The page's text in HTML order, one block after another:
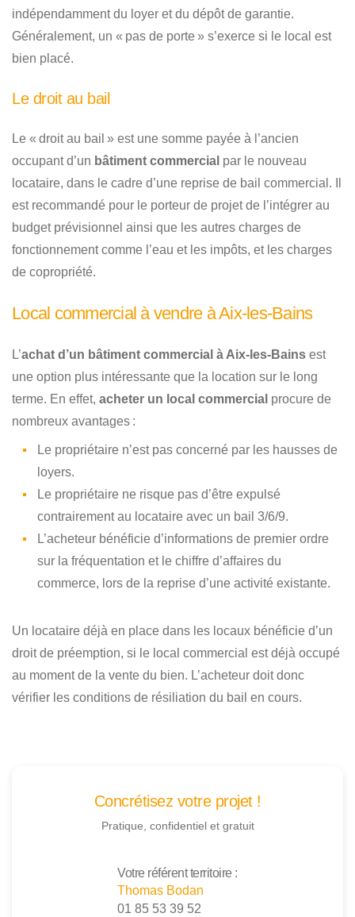
indépendamment du loyer et du dépôt de garantie.
Généralement, un « pas de porte » s’exerce si le local est
bien placé.
Le droit au bail
Le « droit au bail » est une somme payée à l’ancien
occupant d’un bâtiment commercial par le nouveau
locataire, dans le cadre d’une reprise de bail commercial. Il
est recommandé pour le porteur de projet de l’intégrer au
budget prévisionnel ainsi que les autres charges de
fonctionnement comme l’eau et les impôts, et les charges
de copropriété.
Local commercial à vendre à Aix-les-Bains
L’achat d’un bâtiment commercial à Aix-les-Bains est
une option plus intéressante que la location sur le long
terme. En effet, acheter un local commercial procure de
nombreux avantages :
Le propriétaire n’est pas concerné par les hausses de
loyers.
Le propriétaire ne risque pas d’être expulsé
contrairement au locataire avec un bail 3/6/9.
L’acheteur bénéficie d’informations de premier ordre
sur la fréquentation et le chiffre d’affaires du
commerce, lors de la reprise d’une activité existante.
Un locataire déjà en place dans les locaux bénéficie d’un
droit de préemption, si le local commercial est déjà occupé
au moment de la vente du bien. L’acheteur doit donc
vérifier les conditions de résiliation du bail en cours.
Concrétisez votre projet !
Pratique, confidentiel et gratuit
Votre référent territoire :
Thomas Bodan
01 85 53 39 52